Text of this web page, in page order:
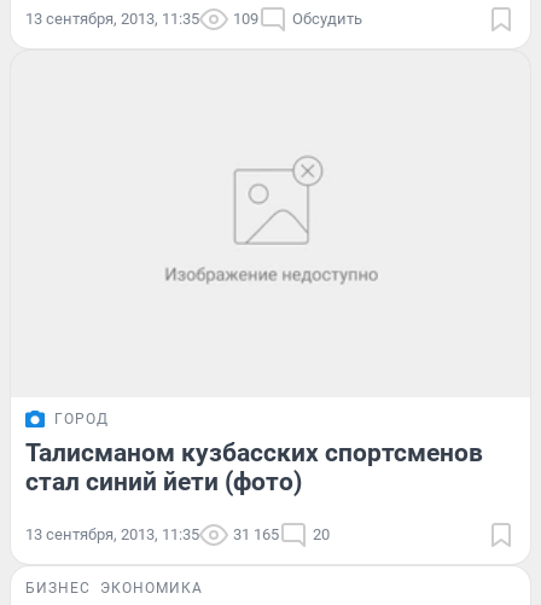
13 сентября, 2013, 11:35 109 Обсудить
ГОРОД
Талисманом кузбасских спортсменов
стал синий йети (фото)
13 сентября, 2013, 11:35 31 165 20
БИЗНЕС ЭКОНОМИКА